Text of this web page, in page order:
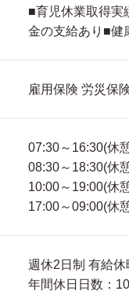
■育児休業取得実
金の支給あり■健
雇用保険 労災保
07:30～16:30(休
08:30～18:30(休
10:00～19:00(休
17:00～09:00(休
週休2日制 有給休
年間休日日数：